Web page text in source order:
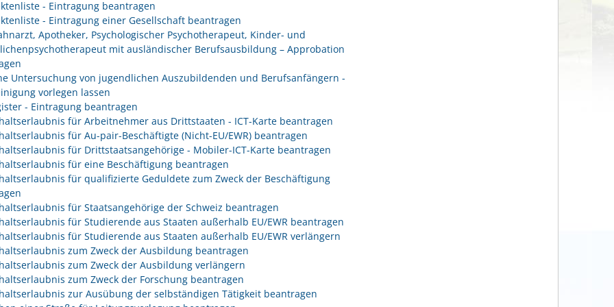
- Eintragung beantragen
- Eintragung einer Gesellschaft beantragen
Apotheker, Psychologischer Psychotherapeut, Kinder- und
mit ausländischer Berufsausbildung – Approbation
Untersuchung von jugendlichen Auszubildenden und Berufsanfängern -
vorlegen lassen
- Eintragung beantragen
für Arbeitnehmer aus Drittstaaten - ICT-Karte beantragen
für Au-pair-Beschäftigte (Nicht-EU/EWR) beantragen
für Drittstaatsangehörige - Mobiler-ICT-Karte beantragen
für eine Beschäftigung beantragen
für qualifizierte Geduldete zum Zweck der Beschäftigung
für Staatsangehörige der Schweiz beantragen
für Studierende aus Staaten außerhalb EU/EWR beantragen
für Studierende aus Staaten außerhalb EU/EWR verlängern
zum Zweck der Ausbildung beantragen
zum Zweck der Ausbildung verlängern
zum Zweck der Forschung beantragen
zur Ausübung der selbständigen Tätigkeit beantragen